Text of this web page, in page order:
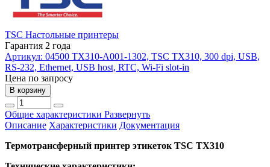
TSC Настольные принтеры
Гарантия 2 года
Артикул: 04500 TX310-A001-1302, TSC TX310, 300 dpi, USB,
RS-232, Ethernet, USB host, RTC, Wi-Fi slot-in
Цена по запросу
В корзину
Общие характеристики Развернуть
Описание Характеристики Документация
Термотрансферный принтер этикеток TSC TX310